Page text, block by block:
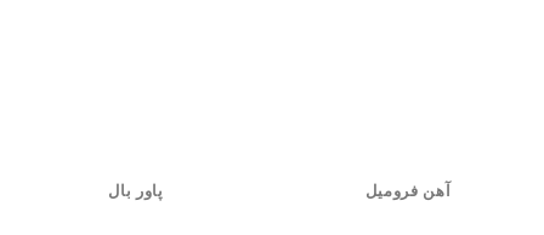
آهن فرومیل پاور بال